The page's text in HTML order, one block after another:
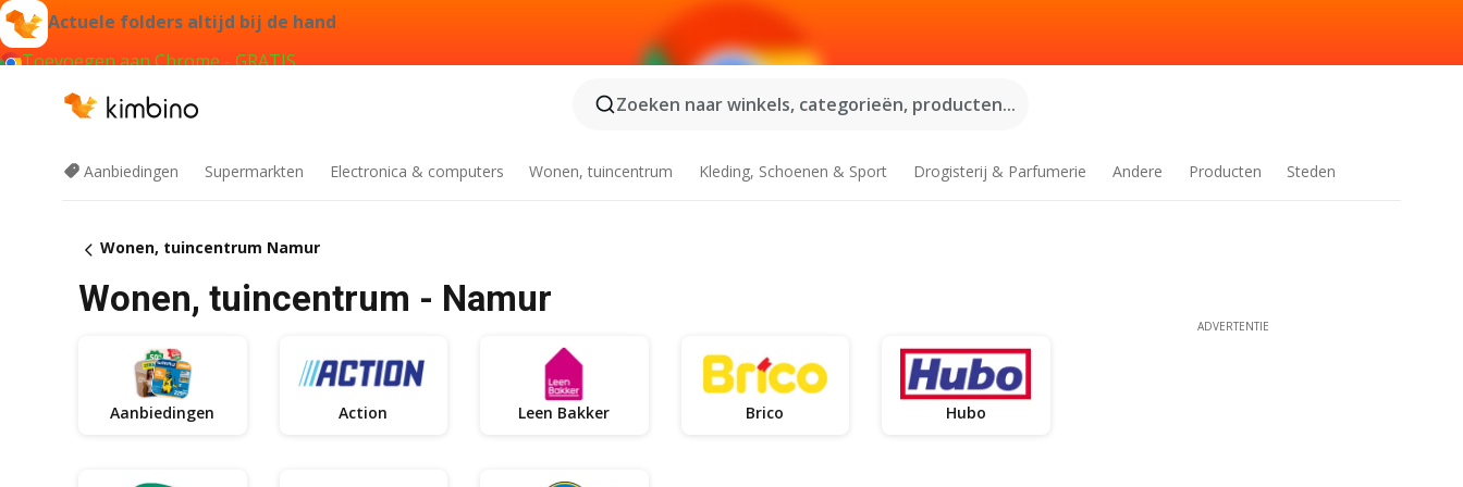
Actuele folders altijd bij de hand
Toevoegen aan Chrome - GRATIS
Zoeken naar winkels, categorieën, producten...
Aanbiedingen Supermarkten Electronica & computers Wonen, tuincentrum Kleding, Schoenen & Sport Drogisterij & Parfumerie Andere Producten Steden
Wonen, tuincentrum Namur
Wonen, tuincentrum - Namur
Aanbiedingen Action Leen Bakker Brico Hubo
ADVERTENTIE